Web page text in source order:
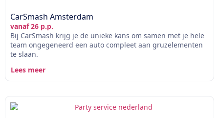
CarSmash Amsterdam
vanaf 26 p.p.
Bij CarSmash krijg je de unieke kans om samen met je hele
team ongegeneerd een auto compleet aan gruzelementen
te slaan.
Lees meer